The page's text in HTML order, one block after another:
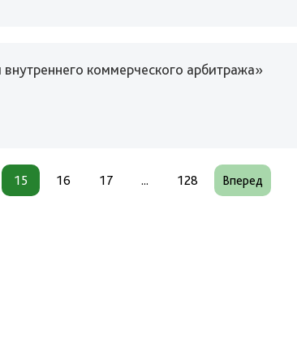
коммерческого арбитража»
15 16 17 ... 128 Вперед